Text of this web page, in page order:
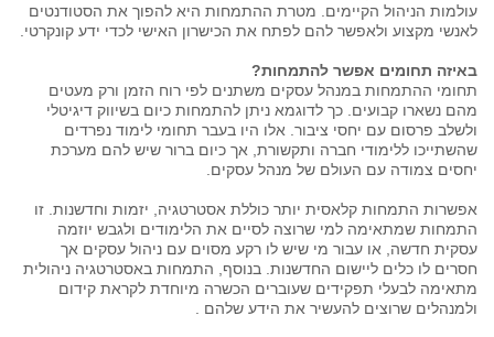
עולמות הניהול הקיימים. מטרת ההתמחות היא להפוך את הסטודנטים
לאנשי מקצוע ולאפשר להם לפתח את הכישרון האישי לכדי ידע קונקרטי.
באיזה תחומים אפשר להתמחות?
תחומי ההתמחות במנהל עסקים משתנים לפי רוח הזמן ורק מעטים
מהם נשארו קבועים. כך לדוגמא ניתן להתמחות כיום בשיווק דיגיטלי
ולשלב פרסום עם יחסי ציבור. אלו היו בעבר תחומי לימוד נפרדים
שהשתייכו ללימודי חברה ותקשורת, אך כיום ברור שיש להם מערכת
יחסים צמודה עם העולם של מנהל עסקים.
אפשרות התמחות קלאסית יותר כוללת אסטרטגיה, יזמות וחדשנות. זו
התמחות שמתאימה למי שרוצה לסיים את הלימודים ולגבש יוזמה
עסקית חדשה, או עבור מי שיש לו רקע מסוים עם ניהול עסקים אך
חסרים לו כלים ליישום החדשנות. בנוסף, התמחות באסטרטגיה ניהולית
מתאימה לבעלי תפקידים שעוברים הכשרה מיוחדת לקראת קידום
ולמנהלים שרוצים להעשיר את הידע שלהם .